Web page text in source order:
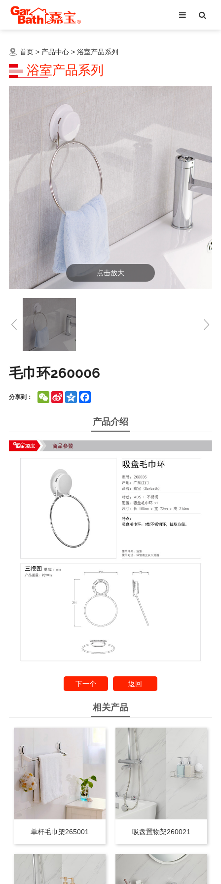
首页> 产品中心> 浴室产品系列
浴室产品系列
点击放大
毛巾环260006
分享到： WeChatSina
Weibo
Qzone
产品介绍
下一个 返回
相关产品
单杆毛巾架265001 吸盘置物架260021